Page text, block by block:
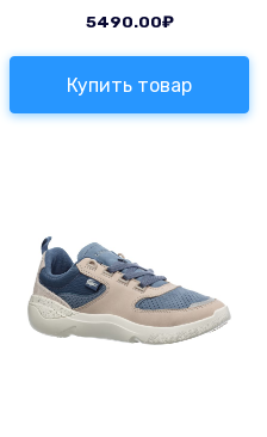
5490.00₽
Купить товар